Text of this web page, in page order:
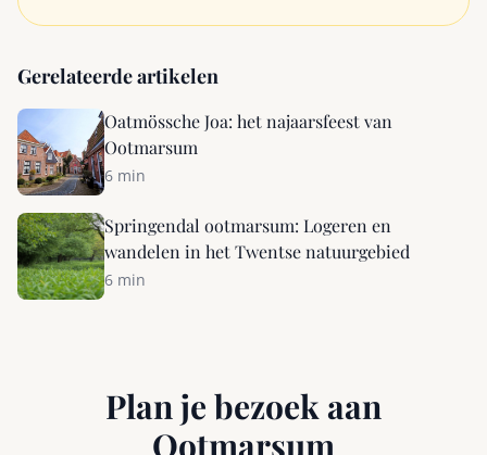
Gerelateerde artikelen
Oatmössche Joa: het najaarsfeest van
Ootmarsum
6 min
Springendal ootmarsum: Logeren en
wandelen in het Twentse natuurgebied
6 min
Plan je bezoek aan
Ootmarsum